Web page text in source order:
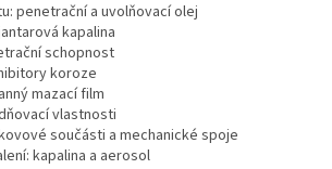
penetrační a uvolňovací olej
kapalina
schopnost
koroze
mazací film
vlastnosti
součásti a mechanické spoje
kapalina a aerosol